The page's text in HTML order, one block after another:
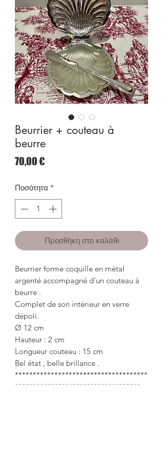
Beurrier + couteau à
beurre
70,00 €
Ποσότητα *
Προσθήκη στο καλάθι
Beurrier forme coquille en métal
argenté accompagné d’un couteau à
beurre .
Complet de son intérieur en verre
dépoli.
Ø 12 cm
Hauteur : 2 cm
Longueur couteau : 15 cm
Bel état , belle brillance .
*************************************
***********************************